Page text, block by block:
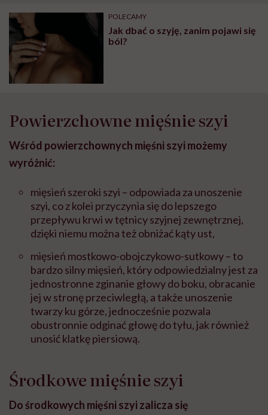
może chyba tylko
głupota i brak
wyobraźni"
pracy
POLECAMY
Jak dbać o szyję, zanim pojawi się
ból?
Powierzchowne mięśnie szyi
Wśród powierzchownych mięśni szyi możemy
wyróżnić:
mięsień szeroki szyi – odpowiada za unoszenie
szyi, co z kolei przyczynia się do lepszego
przepływu krwi w tętnicy szyjnej zewnętrznej,
dzięki niemu można też obniżać kąty ust,
mięsień mostkowo-obojczykowo-sutkowy – to
bardzo silny mięsień, który odpowiedzialny jest za
jednostronne zginanie głowy do boku, obracanie
jej w stronę przeciwległą, a także unoszenie
twarzy ku górze, jednocześnie pozwala
obustronnie odginać głowę do tyłu, jak również
unosić klatkę piersiową.
Środkowe mięśnie szyi
Do środkowych mięśni szyi zalicza się